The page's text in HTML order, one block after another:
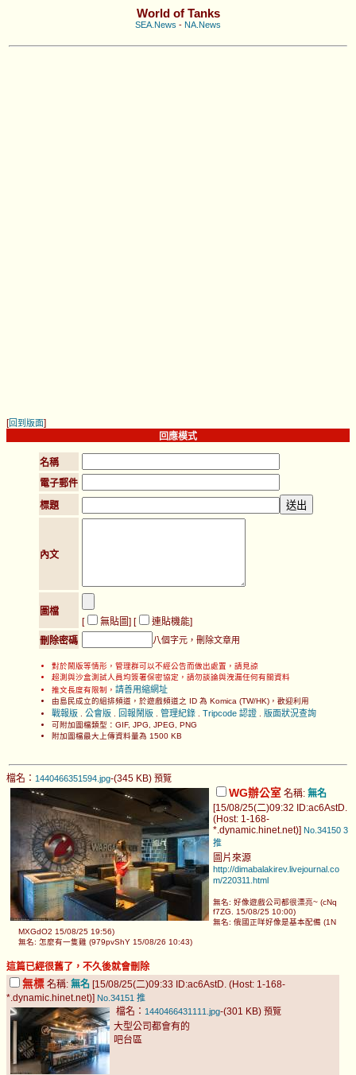
World of Tanks
SEA.News - NA.News
[回到版面]
回應模式
名稱
電子郵件
標題
內文
圖檔
[
無貼圖] [ 連貼機能]
刪除密碼
八個字元，刪除文章用
對於鬧版等情形，管理群可以不經公告而做出處置，請見諒
超測與沙盒測試人員均簽署保密協定，請勿談論與洩漏任何有關資料
推文長度有限制， 請善用縮網址
由島民成立的組排頻道，於遊戲頻道之 ID 為 Komica (TW/HK)，歡迎利用
戰報版 公會版 回報鬧版 管理紀錄 Tripcode 認證 版面狀況查詢
可附加圖檔類型：GIF, JPG, JPEG, PNG
附加圖檔最大上傳資料量為 1500 KB
檔名： 1440466351594.jpg-(345 KB) 預覽
WG辦公室 名稱: 無名
[15/08/25(二)09:32 ID:ac6AstD.
(Host: 1-168-
*.dynamic.hinet.net)] No.34150 3
推
圖片來源
http://dimabalakirev.livejournal.co
m/220311.html
無名: 好像遊戲公司都很漂亮~ (cNq
f7ZG. 15/08/25 10:00)
無名: 俄國正咩好像是基本配備 (1N
MXGdO2 15/08/25 19:56)
無名: 怎麼有一隻雞 (979pvShY 15/08/26 10:43)
這篇已經很舊了，不久後就會刪除
無標 名稱: 無名 [15/08/25(二)09:33 ID:ac6AstD. (Host: 1-168-
*.dynamic.hinet.net)] No.34151 推
檔名： 1440466431111.jpg-(301 KB) 預覽
大型公司都會有的
吧台區